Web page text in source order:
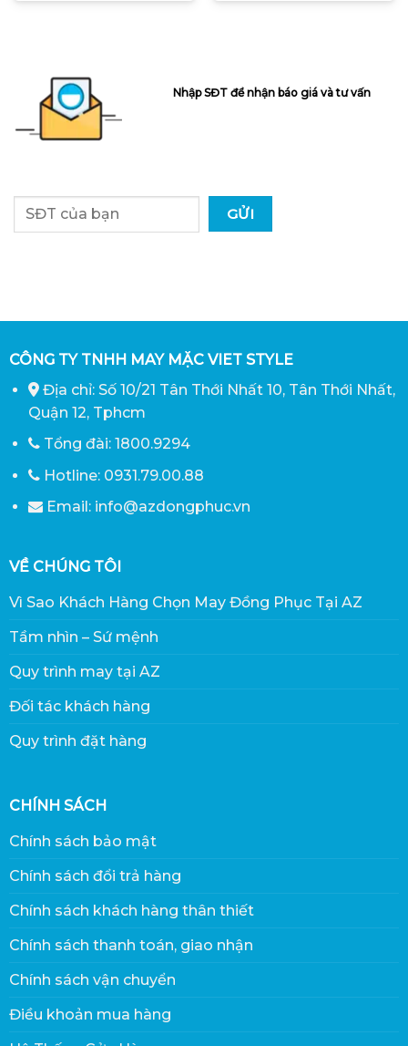
Nhập SĐT để nhận báo giá và tư vấn
CÔNG TY TNHH MAY MẶC VIET STYLE
Địa chỉ: Số 10/21 Tân Thới Nhất 10, Tân Thới Nhất,
Quận 12, Tphcm
Tổng đài: 1800.9294
Hotline: 0931.79.00.88
Email: info@azdongphuc.vn
VỀ CHÚNG TÔI
Vì Sao Khách Hàng Chọn May Đồng Phục Tại AZ
Tầm nhìn – Sứ mệnh
Quy trình may tại AZ
Đối tác khách hàng
Quy trình đặt hàng
CHÍNH SÁCH
Chính sách bảo mật
Chính sách đổi trả hàng
Chính sách khách hàng thân thiết
Chính sách thanh toán, giao nhận
Chính sách vận chuyển
Điều khoản mua hàng